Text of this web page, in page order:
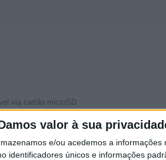
valor à sua
e/ou acedemos a informações
identificadores únicos e informações
via cartão microSD